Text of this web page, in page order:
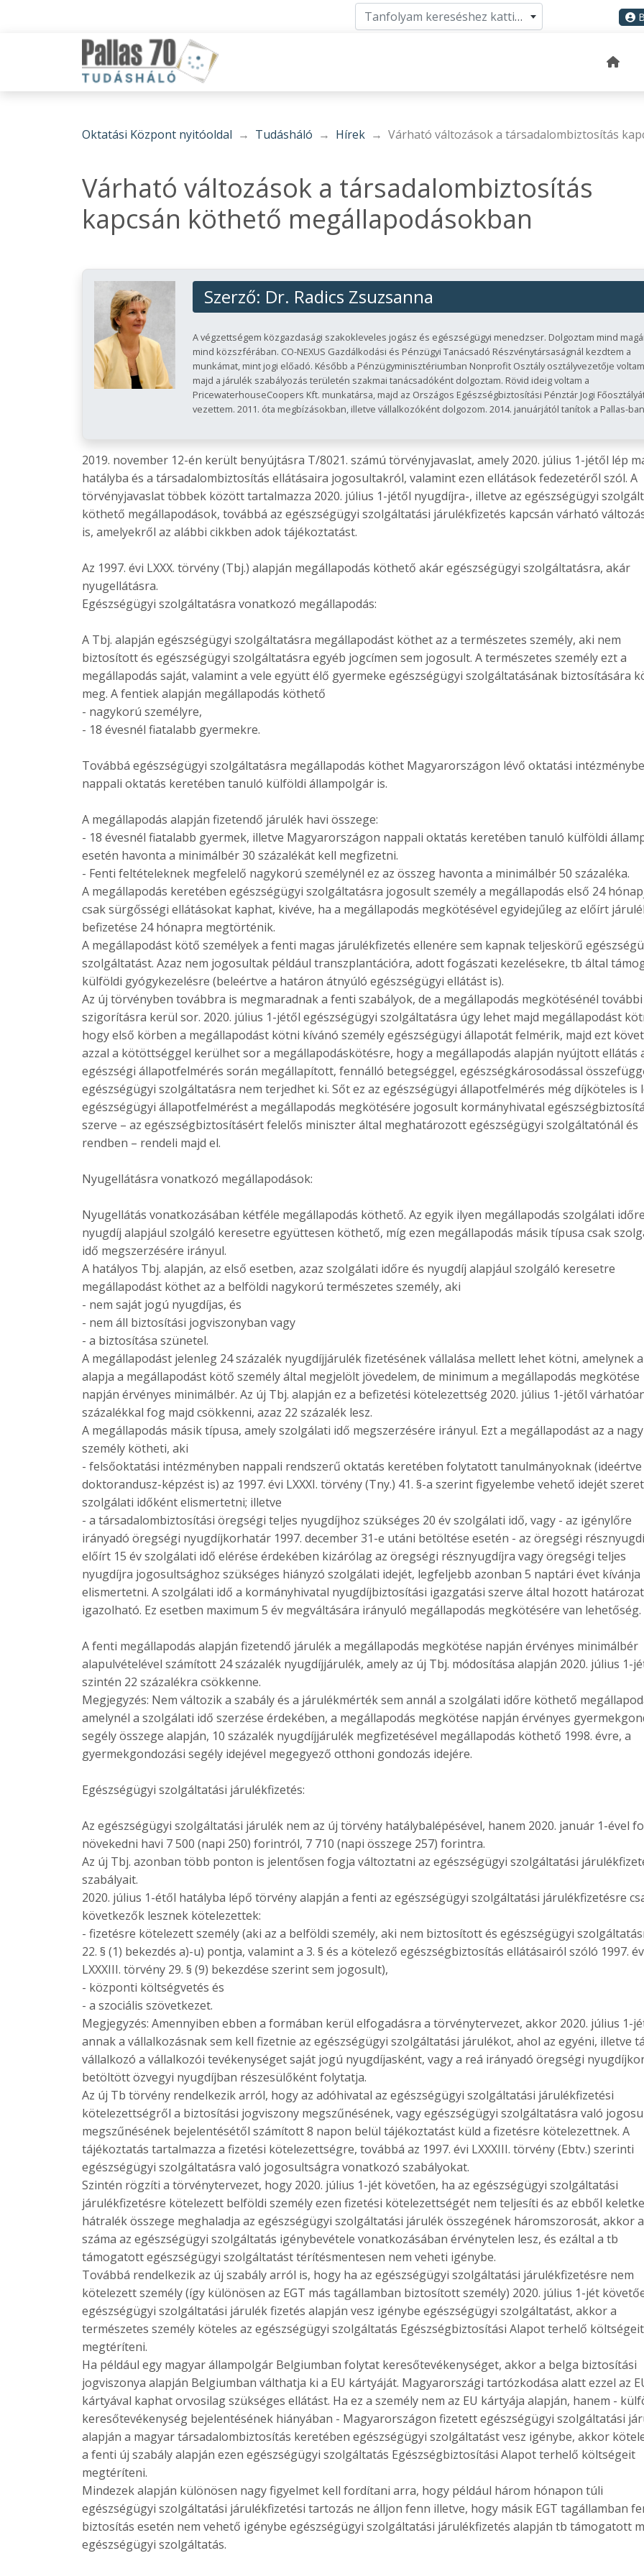
Tanfolyam kereséshez kattints ide
Oktatási Központ nyitóoldal Tudásháló Hírek Várható változások a társadalombiztosítás
Várható változások a társadalombiztosítás
kapcsán köthető megállapodásokban
Szerző: Dr. Radics Zsuzsanna
A végzettségem közgazdasági szakokleveles jogász és egészségügyi menedzser. Dolgoztam mind
mind közszférában. CO-NEXUS Gazdálkodási és Pénzügyi Tanácsadó Részvénytársaságnál kezdtem a
munkámat, mint jogi előadó. Később a Pénzügyminisztériumban Nonprofit Osztály osztályvezetője
majd a járulék szabályozás területén szakmai tanácsadóként dolgoztam. Rövid ideig voltam a
PricewaterhouseCoopers Kft. munkatársa, majd az Országos Egészségbiztosítási Pénztár Jogi
vezettem. 2011. óta megbízásokban, illetve vállalkozóként dolgozom. 2014. januárjától tanítok a Pallas-
2019. november 12-én került benyújtásra T/8021. számú törvényjavaslat, amely 2020. július 1-jétől lép
hatályba és a társadalombiztosítás ellátásaira jogosultakról, valamint ezen ellátások fedezetéről szól. A
törvényjavaslat többek között tartalmazza 2020. július 1-jétől nyugdíjra-, illetve az egészségügyi
köthető megállapodások, továbbá az egészségügyi szolgáltatási járulékfizetés kapcsán várható
is, amelyekről az alábbi cikkben adok tájékoztatást.
Az 1997. évi LXXX. törvény (Tbj.) alapján megállapodás köthető akár egészségügyi szolgáltatásra, akár
nyugellátásra.
Egészségügyi szolgáltatásra vonatkozó megállapodás:
A Tbj. alapján egészségügyi szolgáltatásra megállapodást köthet az a természetes személy, aki nem
biztosított és egészségügyi szolgáltatásra egyéb jogcímen sem jogosult. A természetes személy ezt a
megállapodás saját, valamint a vele együtt élő gyermeke egészségügyi szolgáltatásának biztosítására
meg. A fentiek alapján megállapodás köthető
- nagykorú személyre,
- 18 évesnél fiatalabb gyermekre.
Továbbá egészségügyi szolgáltatásra megállapodás köthet Magyarországon lévő oktatási
nappali oktatás keretében tanuló külföldi állampolgár is.
A megállapodás alapján fizetendő járulék havi összege:
- 18 évesnél fiatalabb gyermek, illetve Magyarországon nappali oktatás keretében tanuló külföldi
esetén havonta a minimálbér 30 százalékát kell megfizetni.
- Fenti feltételeknek megfelelő nagykorú személynél ez az összeg havonta a minimálbér 50 százaléka.
A megállapodás keretében egészségügyi szolgáltatásra jogosult személy a megállapodás első 24
csak sürgősségi ellátásokat kaphat, kivéve, ha a megállapodás megkötésével egyidejűleg az előírt
befizetése 24 hónapra megtörténik.
A megállapodást kötő személyek a fenti magas járulékfizetés ellenére sem kapnak teljeskörű
szolgáltatást. Azaz nem jogosultak például transzplantációra, adott fogászati kezelésekre, tb által
külföldi gyógykezelésre (beleértve a határon átnyúló egészségügyi ellátást is).
Az új törvényben továbbra is megmaradnak a fenti szabályok, de a megállapodás megkötésénél további
szigorításra kerül sor. 2020. július 1-jétől egészségügyi szolgáltatásra úgy lehet majd megállapodást
hogy első körben a megállapodást kötni kívánó személy egészségügyi állapotát felmérik, majd ezt
azzal a kötöttséggel kerülhet sor a megállapodáskötésre, hogy a megállapodás alapján nyújtott ellátás
egészségi állapotfelmérés során megállapított, fennálló betegséggel, egészségkárosodással
egészségügyi szolgáltatásra nem terjedhet ki. Sőt ez az egészségügyi állapotfelmérés még díjköteles is
egészségügyi állapotfelmérést a megállapodás megkötésére jogosult kormányhivatal
szerve – az egészségbiztosításért felelős miniszter által meghatározott egészségügyi szolgáltatónál és
rendben – rendeli majd el.
Nyugellátásra vonatkozó megállapodások:
Nyugellátás vonatkozásában kétféle megállapodás köthető. Az egyik ilyen megállapodás szolgálati
nyugdíj alapjául szolgáló keresetre együttesen köthető, míg ezen megállapodás másik típusa csak
idő megszerzésére irányul.
A hatályos Tbj. alapján, az első esetben, azaz szolgálati időre és nyugdíj alapjául szolgáló keresetre
megállapodást köthet az a belföldi nagykorú természetes személy, aki
- nem saját jogú nyugdíjas, és
- nem áll biztosítási jogviszonyban vagy
- a biztosítása szünetel.
A megállapodást jelenleg 24 százalék nyugdíjjárulék fizetésének vállalása mellett lehet kötni, amelynek
alapja a megállapodást kötő személy által megjelölt jövedelem, de minimum a megállapodás megkötése
napján érvényes minimálbér. Az új Tbj. alapján ez a befizetési kötelezettség 2020. július 1-jétől
százalékkal fog majd csökkenni, azaz 22 százalék lesz.
A megállapodás másik típusa, amely szolgálati idő megszerzésére irányul. Ezt a megállapodást az a
személy kötheti, aki
- felsőoktatási intézményben nappali rendszerű oktatás keretében folytatott tanulmányoknak (ideértve
doktorandusz-képzést is) az 1997. évi LXXXI. törvény (Tny.) 41. §-a szerint figyelembe vehető idejét
szolgálati időként elismertetni; illetve
- a társadalombiztosítási öregségi teljes nyugdíjhoz szükséges 20 év szolgálati idő, vagy - az igénylőre
irányadó öregségi nyugdíjkorhatár 1997. december 31-e utáni betöltése esetén - az öregségi
előírt 15 év szolgálati idő elérése érdekében kizárólag az öregségi résznyugdíjra vagy öregségi teljes
nyugdíjra jogosultsághoz szükséges hiányzó szolgálati idejét, legfeljebb azonban 5 naptári évet kívánja
elismertetni. A szolgálati idő a kormányhivatal nyugdíjbiztosítási igazgatási szerve által hozott
igazolható. Ez esetben maximum 5 év megváltására irányuló megállapodás megkötésére van lehetőség.
A fenti megállapodás alapján fizetendő járulék a megállapodás megkötése napján érvényes minimálbér
alapulvételével számított 24 százalék nyugdíjjárulék, amely az új Tbj. módosítása alapján 2020. július 1-
szintén 22 százalékra csökkenne.
Megjegyzés: Nem változik a szabály és a járulékmérték sem annál a szolgálati időre köthető
amelynél a szolgálati idő szerzése érdekében, a megállapodás megkötése napján érvényes
segély összege alapján, 10 százalék nyugdíjjárulék megfizetésével megállapodás köthető 1998. évre, a
gyermekgondozási segély idejével megegyező otthoni gondozás idejére.
Egészségügyi szolgáltatási járulékfizetés:
Az egészségügyi szolgáltatási járulék nem az új törvény hatálybalépésével, hanem 2020. január 1-ével
növekedni havi 7 500 (napi 250) forintról, 7 710 (napi összege 257) forintra.
Az új Tbj. azonban több ponton is jelentősen fogja változtatni az egészségügyi szolgáltatási
szabályait.
2020. július 1-étől hatályba lépő törvény alapján a fenti az egészségügyi szolgáltatási járulékfizetésre
következők lesznek kötelezettek:
- fizetésre kötelezett személy (aki az a belföldi személy, aki nem biztosított és egészségügyi
22. § (1) bekezdés a)-u) pontja, valamint a 3. § és a kötelező egészségbiztosítás ellátásairól szóló 1997.
LXXXIII. törvény 29. § (9) bekezdése szerint sem jogosult),
- központi költségvetés és
- a szociális szövetkezet.
Megjegyzés: Amennyiben ebben a formában kerül elfogadásra a törvénytervezet, akkor 2020. július 1-
annak a vállalkozásnak sem kell fizetnie az egészségügyi szolgáltatási járulékot, ahol az egyéni, illetve
vállalkozó a vállalkozói tevékenységet saját jogú nyugdíjasként, vagy a reá irányadó öregségi
betöltött özvegyi nyugdíjban részesülőként folytatja.
Az új Tb törvény rendelkezik arról, hogy az adóhivatal az egészségügyi szolgáltatási járulékfizetési
kötelezettségről a biztosítási jogviszony megszűnésének, vagy egészségügyi szolgáltatásra való
megszűnésének bejelentésétől számított 8 napon belül tájékoztatást küld a fizetésre kötelezettnek. A
tájékoztatás tartalmazza a fizetési kötelezettségre, továbbá az 1997. évi LXXXIII. törvény (Ebtv.) szerinti
egészségügyi szolgáltatásra való jogosultságra vonatkozó szabályokat.
Szintén rögzíti a törvénytervezet, hogy 2020. július 1-jét követően, ha az egészségügyi szolgáltatási
járulékfizetésre kötelezett belföldi személy ezen fizetési kötelezettségét nem teljesíti és az ebből
hátralék összege meghaladja az egészségügyi szolgáltatási járulék összegének háromszorosát, akkor a
száma az egészségügyi szolgáltatás igénybevétele vonatkozásában érvénytelen lesz, és ezáltal a tb
támogatott egészségügyi szolgáltatást térítésmentesen nem veheti igénybe.
Továbbá rendelkezik az új szabály arról is, hogy ha az egészségügyi szolgáltatási járulékfizetésre nem
kötelezett személy (így különösen az EGT más tagállamban biztosított személy) 2020. július 1-jét
egészségügyi szolgáltatási járulék fizetés alapján vesz igénybe egészségügyi szolgáltatást, akkor a
természetes személy köteles az egészségügyi szolgáltatás Egészségbiztosítási Alapot terhelő költségeit
megtéríteni.
Ha például egy magyar állampolgár Belgiumban folytat keresőtevékenységet, akkor a belga biztosítási
jogviszonya alapján Belgiumban válthatja ki a EU kártyáját. Magyarországi tartózkodása alatt ezzel az
kártyával kaphat orvosilag szükséges ellátást. Ha ez a személy nem az EU kártyája alapján, hanem -
keresőtevékenység bejelentésének hiányában - Magyarországon fizetett egészségügyi szolgáltatási
alapján a magyar társadalombiztosítás keretében egészségügyi szolgáltatást vesz igénybe, akkor
a fenti új szabály alapján ezen egészségügyi szolgáltatás Egészségbiztosítási Alapot terhelő költségeit
megtéríteni.
Mindezek alapján különösen nagy figyelmet kell fordítani arra, hogy például három hónapon túli
egészségügyi szolgáltatási járulékfizetési tartozás ne álljon fenn illetve, hogy másik EGT tagállamban
biztosítás esetén nem vehető igénybe egészségügyi szolgáltatási járulékfizetés alapján tb támogatott
egészségügyi szolgáltatás.